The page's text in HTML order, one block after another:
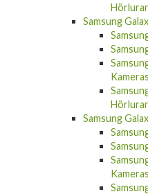
Hörlurar
Samsung
Hörlurar
Samsung